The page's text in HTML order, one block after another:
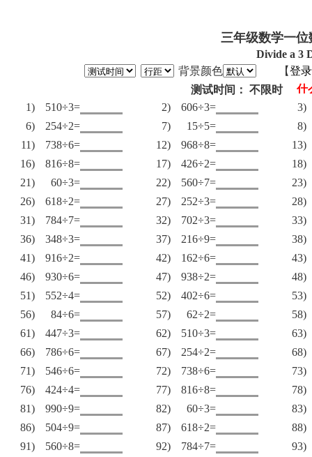
三年级数学一
Divide a 3
背景颜色
【登录
测试时间： 不限时
1)
510÷3= 2) 606÷3=
3)
6)
254÷2= 7) 15÷5=
8)
11)
738÷6= 12) 968÷8=
13)
16)
816÷8= 17) 426÷2=
18)
21)
60÷3= 22) 560÷7=
23)
26)
618÷2= 27) 252÷3=
28)
31)
784÷7= 32) 702÷3=
33)
36)
348÷3= 37) 216÷9=
38)
41)
916÷2= 42) 162÷6=
43)
46)
930÷6= 47) 938÷2=
48)
51)
552÷4= 52) 402÷6=
53)
56)
84÷6= 57) 62÷2=
58)
61)
447÷3= 62) 510÷3=
63)
66)
786÷6= 67) 254÷2=
68)
71)
546÷6= 72) 738÷6=
73)
76)
424÷4= 77) 816÷8=
78)
81)
990÷9= 82) 60÷3=
83)
86)
504÷9= 87) 618÷2=
88)
91)
560÷8= 92) 784÷7=
93)